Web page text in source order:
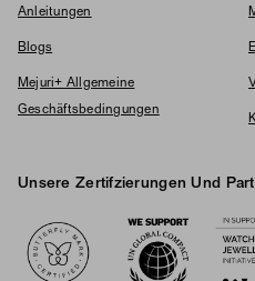
Anleitungen
Blogs
Mejuri+ Allgemeine
Geschäftsbedingungen
Unsere Zertifzierungen Und